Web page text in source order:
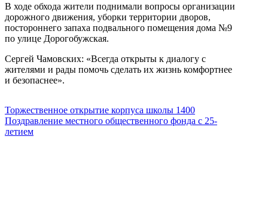
В ходе обхода жители поднимали вопросы организации
дорожного движения, уборки территории дворов,
постороннего запаха подвального помещения дома №9
по улице Дорогобужская.
Сергей Чамовских: «Всегда открыты к диалогу с
жителями и рады помочь сделать их жизнь комфортнее
и безопаснее».
Торжественное открытие корпуса школы 1400
Поздравление местного общественного фонда с 25-
летием